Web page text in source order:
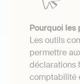
Pourquoi
Les outils
permettre
déclarations
comptabilité